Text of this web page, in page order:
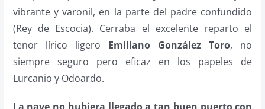
vibrante y varonil, en la parte del padre confundido
(Rey de Escocia). Cerraba el excelente reparto el
tenor lírico ligero Emiliano González Toro, no
siempre seguro pero eficaz en los papeles de
Lurcanio y Odoardo.